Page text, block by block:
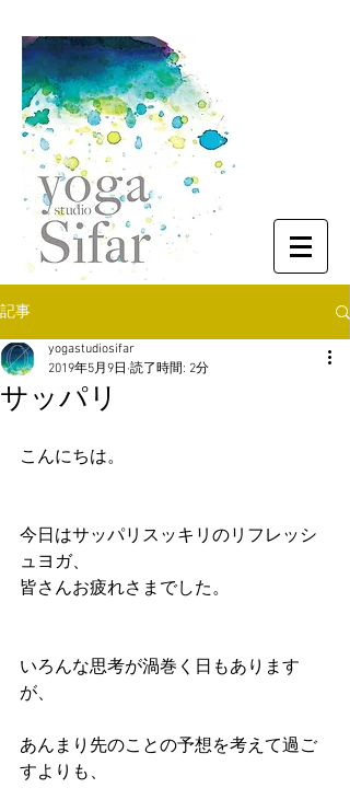
記事
サッパリ
yogastudiosifar
2019年5月9日 読了時間: 2分
こんにちは。
今日はサッパリスッキリのリフレッシ
ュヨガ、
皆さんお疲れさまでした。
いろんな思考が渦巻く日もあります
が、
あんまり先のことの予想を考えて過ご
すよりも、